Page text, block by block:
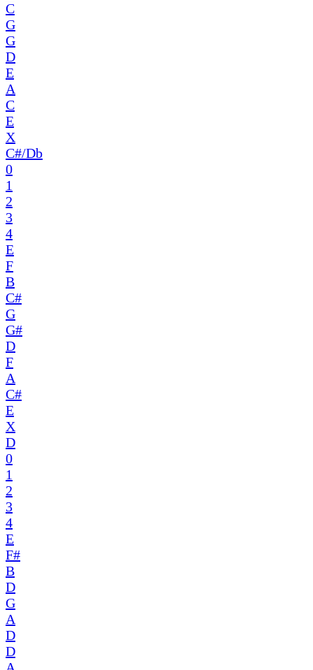
C
G
G
D
E
A
C
E
X
C#/Db
0
1
2
3
4
E
F
B
C#
G
G#
D
F
A
C#
E
X
D
0
1
2
3
4
E
F#
B
D
G
A
D
D